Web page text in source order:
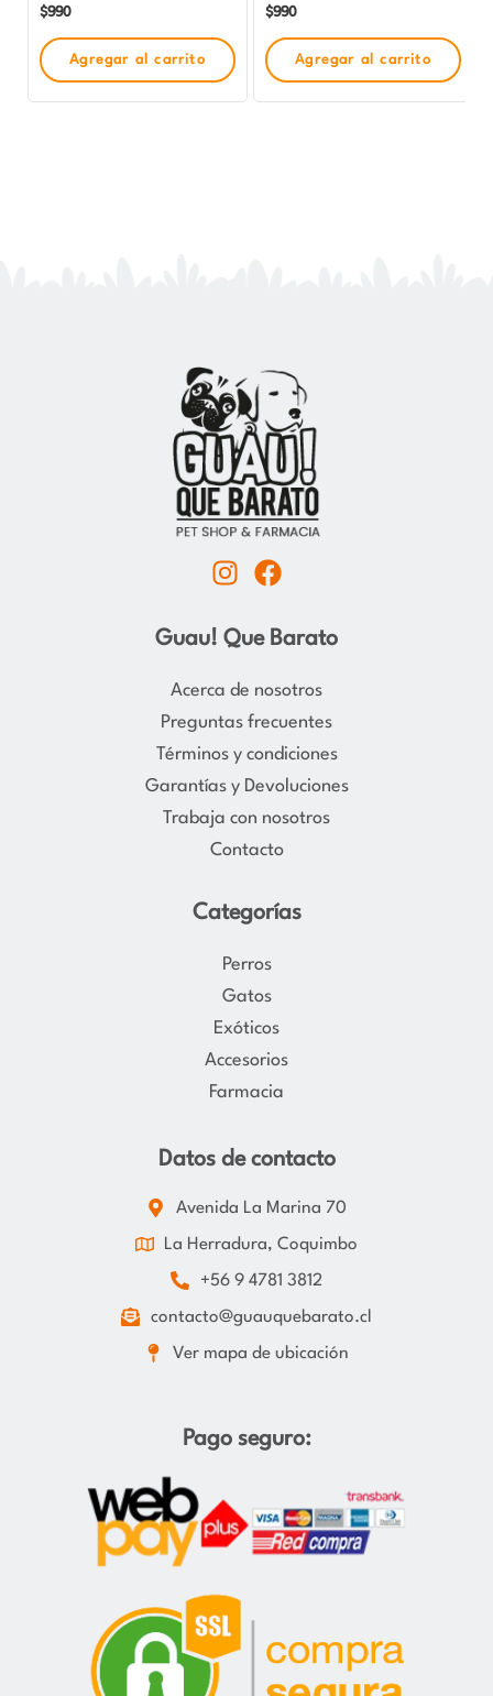
$990
Agregar al carrito
$990
Agregar al carrito
I
s
t
a
r
a
m
F
c
e
b
o
k
Guau! Que Barato
Acerca de nosotros
Preguntas frecuentes
Términos y condiciones
Garantías y Devoluciones
Trabaja con nosotros
Contacto
Categorías
Perros
Gatos
Exóticos
Accesorios
Farmacia
Datos de contacto
Avenida La Marina 70
La Herradura, Coquimbo
+56 9 4781 3812
contacto@guauquebarato.cl
Ver mapa de ubicación
Pago seguro: